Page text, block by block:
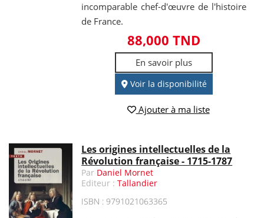
incomparable chef-d'œuvre de l'histoire
de France.
88,000 TND
En savoir plus
Voir la disponibilité
Ajouter à ma liste
Les origines intellectuelles de la
Révolution française - 1715-1787
Par Daniel Mornet
Editeur :Tallandier
ISBN : 9791021063365